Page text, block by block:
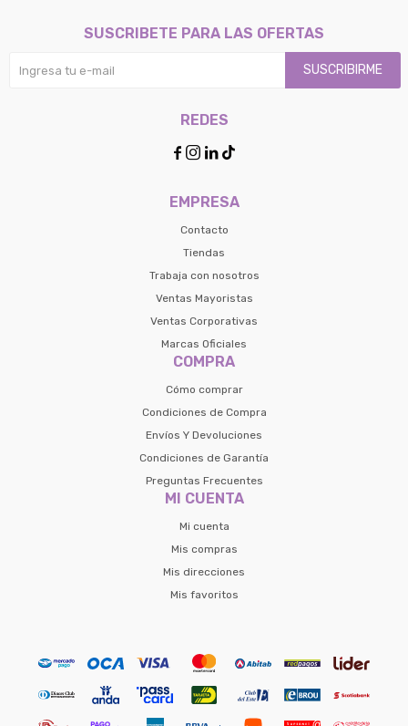
EMPRESA
Contacto
Tiendas
Trabaja con nosotros
Ventas Mayoristas
Ventas Corporativas
Marcas Oficiales
COMPRA
Cómo comprar
Condiciones de Compra
Envíos Y Devoluciones
Condiciones de Garantía
Preguntas Frecuentes
MI CUENTA
Mi cuenta
Mis compras
Mis direcciones
Mis favoritos
SUSCRIBETE PARA LAS OFERTAS
SUSCRIBIRME
REDES
   